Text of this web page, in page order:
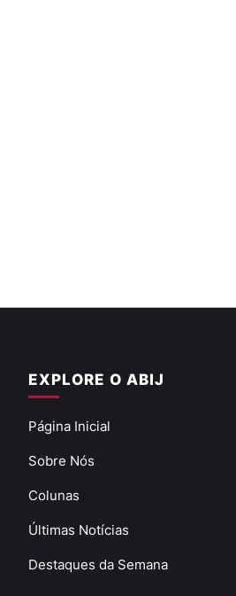
EXPLORE O ABIJ
Página Inicial
Sobre Nós
Colunas
Últimas Notícias
Destaques da Semana